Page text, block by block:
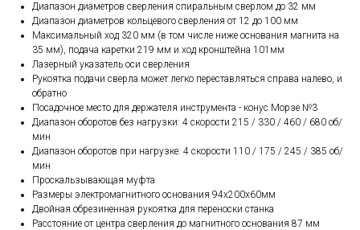
Диапазон диаметров сверления спиральным сверлом до 32 мм
Диапазон диаметров кольцевого сверления от 12 до 100 мм
Максимальный ход 320 мм (в том числе ниже основания магнита на
35 мм), подача каретки 219 мм и ход кронштейна 101мм
Лазерный указатель оси сверления
Рукоятка подачи сверла может легко переставляться справа налево, и
обратно
Посадочное место для держателя инструмента - конус Морзе №3
Диапазон оборотов без нагрузки: 4 скорости 215 / 330 / 460 / 680 об/
мин
Диапазон оборотов при нагрузке: 4 скорости 110 / 175 / 245 / 385 об/
мин
Проскальзывающая муфта
Размеры электромагнитного основания 94х200х60мм
Двойная обрезиненная рукоятка для переноски станка
Расстояние от центра сверления до магнитного основания 87 мм